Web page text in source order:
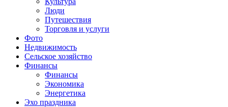
Люди
Путешествия
Торговля и услуги
Фото
Недвижимость
Сельское хозяйство
Финансы
Финансы
Экономика
Энергетика
Эхо праздника